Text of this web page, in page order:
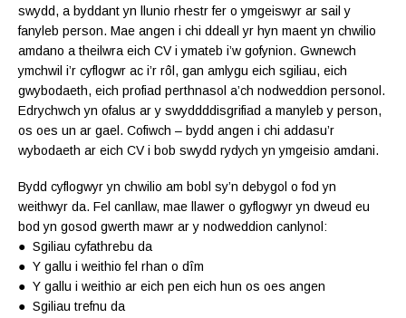
swydd, a byddant yn llunio rhestr fer o ymgeiswyr ar sail y
fanyleb person. Mae angen i chi ddeall yr hyn maent yn chwilio
amdano a theilwra eich CV i ymateb i’w gofynion. Gwnewch
ymchwil i’r cyflogwr ac i’r rôl, gan amlygu eich sgiliau, eich
gwybodaeth, eich profiad perthnasol a’ch nodweddion personol.
Edrychwch yn ofalus ar y swydd­ddisgrifiad a manyleb y person,
os oes un ar gael. Cofiwch – bydd angen i chi addasu’r
wybodaeth ar eich CV i bob swydd rydych yn ymgeisio amdani.
Bydd cyflogwyr yn chwilio am bobl sy’n debygol o fod yn
weithwyr da. Fel canllaw, mae llawer o gyflogwyr yn dweud eu
bod yn gosod gwerth mawr ar y nodweddion canlynol:
● Sgiliau cyfathrebu da
● Y gallu i weithio fel rhan o dîm
● Y gallu i weithio ar eich pen eich hun os oes angen
● Sgiliau trefnu da